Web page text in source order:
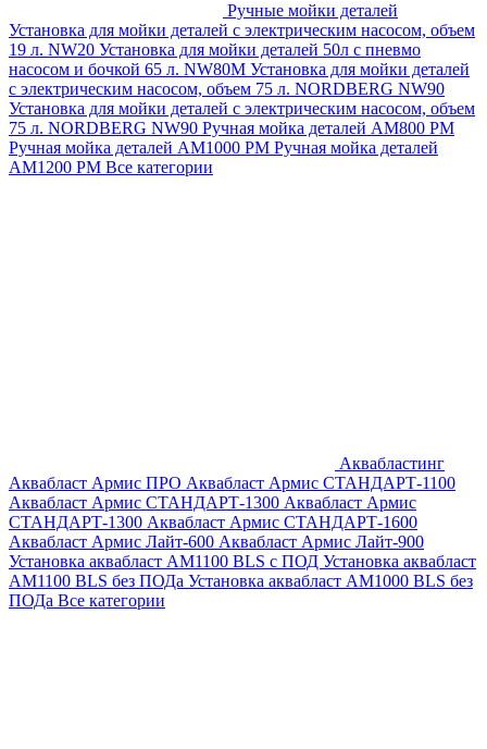
Ручные мойки деталей
Установка для мойки деталей с электрическим насосом, объем
19 л. NW20 Установка для мойки деталей 50л с пневмо
насосом и бочкой 65 л. NW80M Установка для мойки деталей
с электрическим насосом, объем 75 л. NORDBERG NW90
Установка для мойки деталей с электрическим насосом, объем
75 л. NORDBERG NW90 Ручная мойка деталей АМ800 РМ
Ручная мойка деталей АМ1000 РМ Ручная мойка деталей
АМ1200 РМ Все категории
Аквабластинг
Аквабласт Армис ПРО Аквабласт Армис СТАНДАРТ-1100
Аквабласт Армис СТАНДАРТ-1300 Аквабласт Армис
СТАНДАРТ-1300 Аквабласт Армис СТАНДАРТ-1600
Аквабласт Армис Лайт-600 Аквабласт Армис Лайт-900
Установка аквабласт AM1100 BLS с ПОД Установка аквабласт
AM1100 BLS без ПОДа Установка аквабласт AM1000 BLS без
ПОДа Все категории